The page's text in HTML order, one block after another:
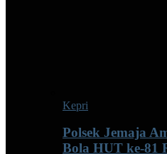
Kepri
Polsek Jemaja
Bola HUT ke-81